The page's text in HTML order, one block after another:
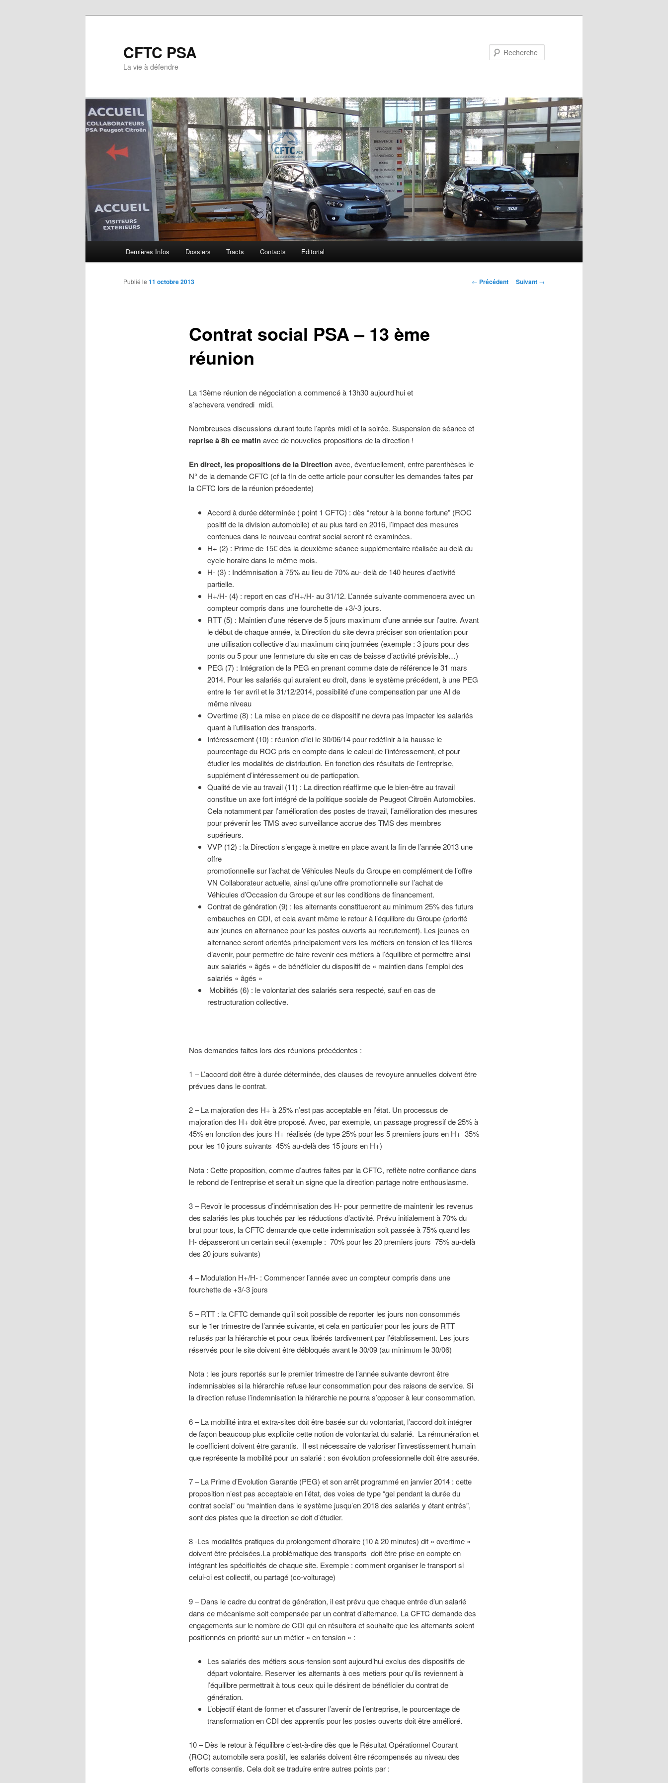
CFTC PSA
La vie à défendre
Aller au contenu principal
Aller au contenu secondaire
Dernières Infos Dossiers Tracts Contacts Editorial
Navigation des
← Précédent Suivant →
Contrat social PSA – 13 ème
réunion
Publié le 11 octobre 2013
La 13ème réunion de négociation a commencé à 13h30 aujourd’hui et
s’achevera vendredi midi.
Nombreuses discussions durant toute l’après midi et la soirée. Suspension de séance et
reprise à 8h ce matinavec de nouvelles propositions de la direction !
En direct, les propositions de la Directionavec, éventuellement, entre parenthèses le
N° de la demande CFTC (cf la fin de cette article pour consulter les demandes faites par
la CFTC lors de la réunion précedente)
Accord à durée déterminée ( point 1 CFTC) : dès “retour à la bonne fortune” (ROC
positif de la division automobile) et au plus tard en 2016, l’impact des mesures
contenues dans le nouveau contrat social seront ré examinées.
H+ (2) : Prime de 15€ dès la deuxième séance supplémentaire réalisée au delà du
cycle horaire dans le même mois.
H- (3) : Indémnisation à 75% au lieu de 70% au- delà de 140 heures d’activité
partielle.
H+/H- (4) : report en cas d’H+/H- au 31/12. L’année suivante commencera avec un
compteur compris dans une fourchette de +3/-3 jours.
RTT (5) : Maintien d’une réserve de 5 jours maximum d’une année sur l’autre. Avant
le début de chaque année, la Direction du site devra préciser son orientation pour
une utilisation collective d’au maximum cinq journées (exemple : 3 jours pour des
ponts ou 5 pour une fermeture du site en cas de baisse d’activité prévisible…)
PEG (7) : Intégration de la PEG en prenant comme date de référence le 31 mars
2014. Pour les salariés qui auraient eu droit, dans le système précédent, à une PEG
entre le 1er avril et le 31/12/2014, possibilité d’une compensation par une AI de
même niveau
Overtime (8) : La mise en place de ce dispositif ne devra pas impacter les salariés
quant à l’utilisation des transports.
Intéressement (10) : réunion d’ici le 30/06/14 pour redéfinir à la hausse le
pourcentage du ROC pris en compte dans le calcul de l’intéressement, et pour
étudier les modalités de distribution. En fonction des résultats de l’entreprise,
supplément d’intéressement ou de particpation.
Qualité de vie au travail (11) : La direction réaffirme que le bien-être au travail
constitue un axe fort intégré de la politique sociale de Peugeot Citroën Automobiles.
Cela notamment par l’amélioration des postes de travail, l’amélioration des mesures
pour prévenir les TMS avec surveillance accrue des TMS des membres
supérieurs.
VVP (12) : la Direction s’engage à mettre en place avant la fin de l’année 2013 une
offre
promotionnelle sur l’achat de Véhicules Neufs du Groupe en complément de l’offre
VN Collaborateur actuelle, ainsi qu’une offre promotionnelle sur l’achat de
Véhicules d’Occasion du Groupe et sur les conditions de financement.
Contrat de génération (9) : les alternants constitueront au minimum 25% des futurs
embauches en CDI, et cela avant même le retour à l’équilibre du Groupe (priorité
aux jeunes en alternance pour les postes ouverts au recrutement). Les jeunes en
alternance seront orientés principalement vers les métiers en tension et les filières
d’avenir, pour permettre de faire revenir ces métiers à l’équilibre et permettre ainsi
aux salariés « âgés » de bénéficier du dispositif de « maintien dans l’emploi des
salariés « âgés »
Mobilités (6) : le volontariat des salariés sera respecté, sauf en cas de
restructuration collective.
Nos demandes faites lors des réunions précédentes :
1 – L’accord doit être à durée déterminée, des clauses de revoyure annuelles doivent être
prévues dans le contrat.
2 – La majoration des H+ à 25% n’est pas acceptable en l’état. Un processus de
majoration des H+ doit être proposé. Avec, par exemple, un passage progressif de 25% à
45% en fonction des jours H+ réalisés (de type 25% pour les 5 premiers jours en H+ 35%
pour les 10 jours suivants 45% au-delà des 15 jours en H+)
Nota : Cette proposition, comme d’autres faites par la CFTC, reflète notre confiance dans
le rebond de l’entreprise et serait un signe que la direction partage notre enthousiasme.
3 – Revoir le processus d’indémnisation des H- pour permettre de maintenir les revenus
des salariés les plus touchés par les réductions d’activité. Prévu initialement à 70% du
brut pour tous, la CFTC demande que cette indemnisation soit passée à 75% quand les
H- dépasseront un certain seuil (exemple : 70% pour les 20 premiers jours 75% au-delà
des 20 jours suivants)
4 – Modulation H+/H- : Commencer l’année avec un compteur compris dans une
fourchette de +3/-3 jours
5 – RTT : la CFTC demande qu’il soit possible de reporter les jours non consommés
sur le 1er trimestre de l’année suivante, et cela en particulier pour les jours de RTT
refusés par la hiérarchie et pour ceux libérés tardivement par l’établissement. Les jours
réservés pour le site doivent être débloqués avant le 30/09 (au minimum le 30/06)
Nota : les jours reportés sur le premier trimestre de l’année suivante devront être
indemnisables si la hiérarchie refuse leur consommation pour des raisons de service. Si
la direction refuse l’indemnisation la hiérarchie ne pourra s’opposer à leur consommation.
6 – La mobilité intra et extra-sites doit être basée sur du volontariat, l’accord doit intégrer
de façon beaucoup plus explicite cette notion de volontariat du salarié. La rémunération et
le coefficient doivent être garantis. Il est nécessaire de valoriser l’investissement humain
que représente la mobilité pour un salarié : son évolution professionnelle doit être assurée.
7 – La Prime d’Evolution Garantie (PEG) et son arrêt programmé en janvier 2014 : cette
proposition n’est pas acceptable en l’état, des voies de type “gel pendant la durée du
contrat social” ou “maintien dans le système jusqu’en 2018 des salariés y étant entrés”,
sont des pistes que la direction se doit d’étudier.
8 -Les modalités pratiques du prolongement d’horaire (10 à 20 minutes) dit « overtime »
doivent être précisées.La problématique des transports doit être prise en compte en
intégrant les spécificités de chaque site. Exemple : comment organiser le transport si
celui-ci est collectif, ou partagé (co-voiturage)
9 – Dans le cadre du contrat de génération, il est prévu que chaque entrée d’un salarié
dans ce mécanisme soit compensée par un contrat d’alternance. La CFTC demande des
engagements sur le nombre de CDI qui en résultera et souhaite que les alternants soient
positionnés en priorité sur un métier « en tension » :
Les salariés des métiers sous-tension sont aujourd’hui exclus des dispositifs de
départ volontaire. Reserver les alternants à ces metiers pour qu’ils reviennent à
l’équilibre permettrait à tous ceux qui le désirent de bénéficier du contrat de
génération.
L’objectif étant de former et d’assurer l’avenir de l’entreprise, le pourcentage de
transformation en CDI des apprentis pour les postes ouverts doit être amélioré.
10 – Dès le retour à l’équilibre c’est-à-dire dès que le Résultat Opérationnel Courant
(ROC) automobile sera positif, les salariés doivent être récompensés au niveau des
efforts consentis. Cela doit se traduire entre autres points par :